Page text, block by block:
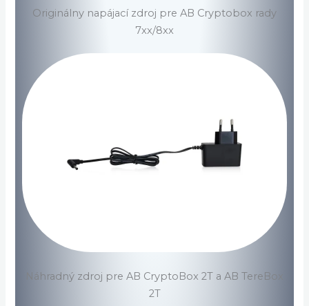
Originálny napájací zdroj pre AB Cryptobox rady
7xx/8xx
Náhradný zdroj pre AB CryptoBox 2T a AB TereBox
2T